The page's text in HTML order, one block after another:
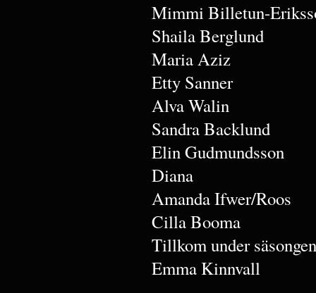
Mimmi Billetun-
Shaila Berglund
Maria Aziz
Etty Sanner
Alva Walin
Sandra Backlund
Elin Gudmundsson
Diana
Amanda Ifwer/Roos
Cilla Booma
Tillkom under säsongen
Emma Kinnvall